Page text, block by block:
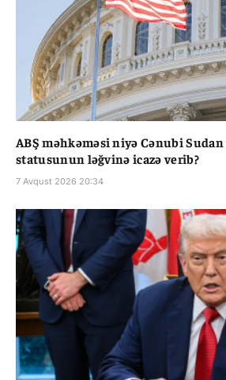
ABŞ məhkəməsi niyə Cənubi
statusunun ləğvinə icazə verib?
7 Avqust 2026 20:34